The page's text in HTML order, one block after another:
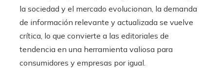
la sociedad y el mercado evolucionan, la demanda
de información relevante y actualizada se vuelve
crítica, lo que convierte a las editoriales de
tendencia en una herramienta valiosa para
consumidores y empresas por igual.